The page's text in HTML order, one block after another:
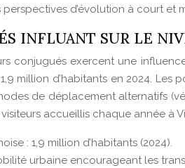
perspectives d’évolution à court
INFLUANT SUR LE
conjugués exercent une
million d’habitants en 2024.
de déplacement alternatifs
accueillis chaque année à
: 1,9 million d’habitants (2024).
urbaine encourageant les